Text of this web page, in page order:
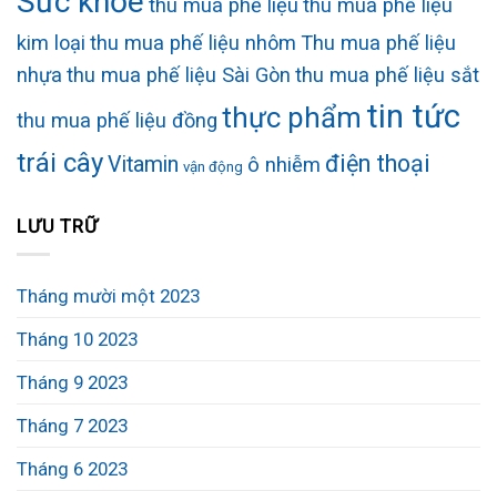
thu mua phế liệu thu mua phế liệu
kim loại thu mua phế liệu nhôm Thu mua phế liệu
nhựa thu mua phế liệu Sài Gòn thu mua phế liệu sắt
thu mua phế liệu đồng thực phẩm tin tức
trái câyVitamin vận động ô nhiễm điện thoại
LƯU TRỮ
Tháng mười một 2023
Tháng 10 2023
Tháng 9 2023
Tháng 7 2023
Tháng 6 2023